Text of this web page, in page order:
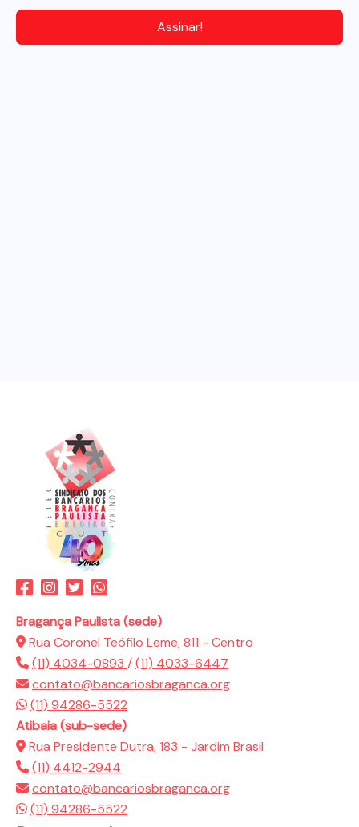
Bragança Paulista (sede)
Rua Coronel Teófilo Leme, 811 - Centro
(11) 4034-0893 /(11) 4033-6447
contato@bancariosbraganca.org
(11) 94286-5522
Atibaia (sub-sede)
Rua Presidente Dutra, 183 - Jardim Brasil
(11) 4412-2944
contato@bancariosbraganca.org
(11) 94286-5522